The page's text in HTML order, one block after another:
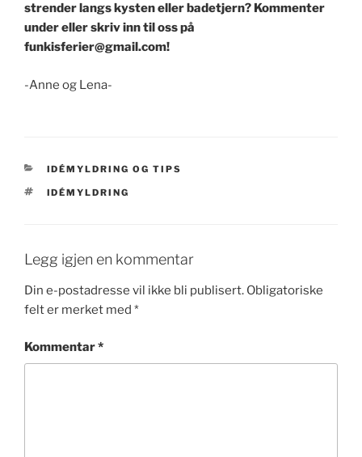
strender langs kysten eller badetjern? Kommenter
under eller skriv inn til oss på
funkisferier@gmail.com!
-Anne og Lena-
KATEGORIER
IDÉMYLDRING OG TIPS
STIKKORD
IDÉMYLDRING
Legg igjen en kommentar
Din e-postadresse vil ikke bli publisert. Obligatoriske
felt er merket med *
Kommentar*